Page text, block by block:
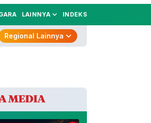
LAINNYA INDEKS
Regional Lainnya